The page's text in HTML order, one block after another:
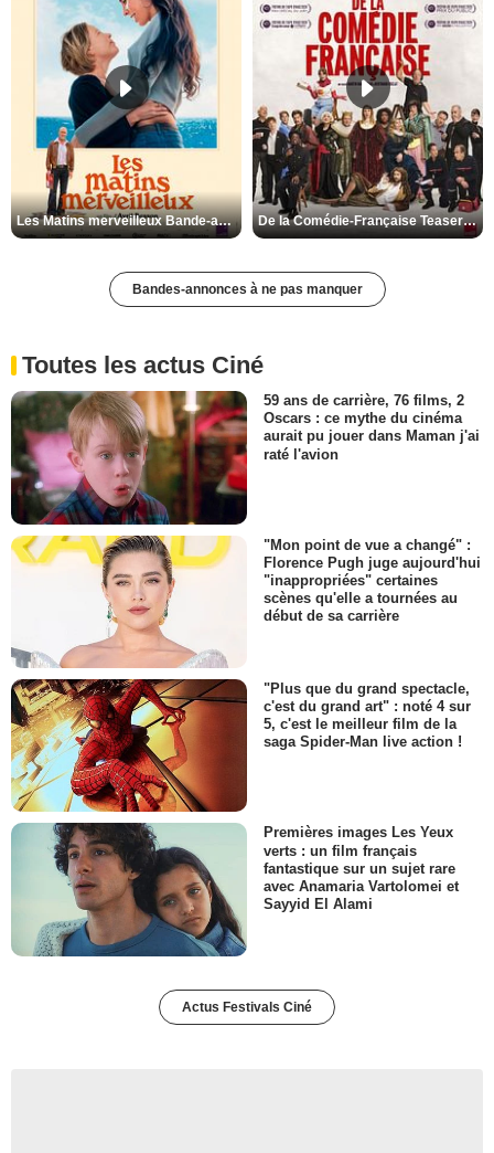
Les Matins merveilleux Bande-annonce VF De la Comédie-Française Teaser VF
Bandes-annonces à ne pas manquer
Toutes les actus Ciné
59 ans de carrière, 76 films, 2
Oscars : ce mythe du cinéma
aurait pu jouer dans Maman j'ai
raté l'avion
"Mon point de vue a changé" :
Florence Pugh juge aujourd'hui
"inappropriées" certaines
scènes qu'elle a tournées au
début de sa carrière
"Plus que du grand spectacle,
c'est du grand art" : noté 4 sur
5, c'est le meilleur film de la
saga Spider-Man live action !
Premières images Les Yeux
verts : un film français
fantastique sur un sujet rare
avec Anamaria Vartolomei et
Sayyid El Alami
Actus Festivals Ciné